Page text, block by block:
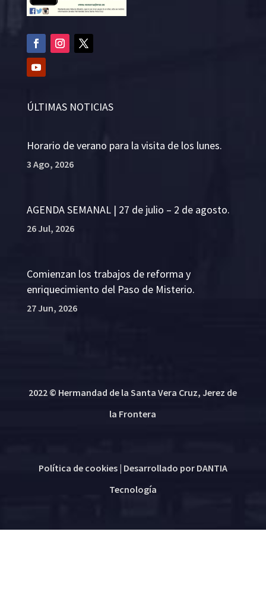
ÚLTIMAS NOTICIAS
Horario de verano para la visita de los lunes.
3 Ago, 2026
AGENDA SEMANAL | 27 de julio – 2 de agosto.
26 Jul, 2026
Comienzan los trabajos de reforma y
enriquecimiento del Paso de Misterio.
27 Jun, 2026
2022 © Hermandad de la Santa Vera Cruz, Jerez de
la Frontera
Política de cookies| Desarrollado por DANTIA
Tecnología